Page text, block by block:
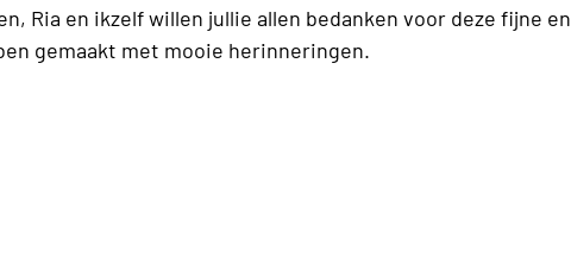
Ria en ikzelf willen jullie allen bedanken voor deze fijne en
gemaakt met mooie herinneringen.